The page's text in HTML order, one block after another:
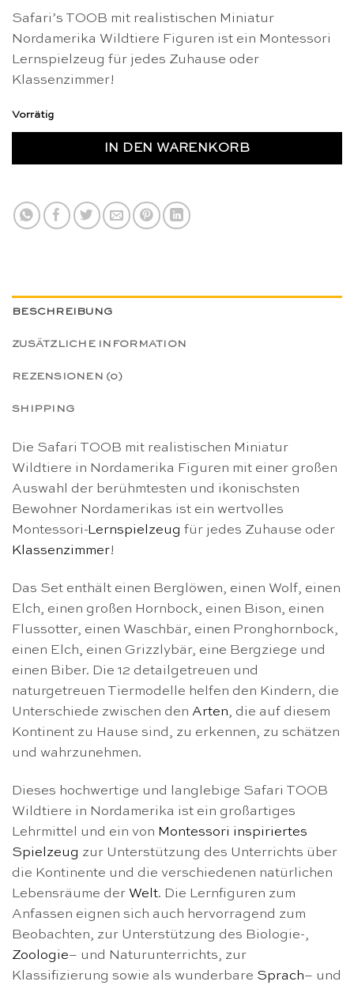
Safari’s TOOB mit realistischen Miniatur
Nordamerika Wildtiere Figuren ist ein Montessori
Lernspielzeug für jedes Zuhause oder
Klassenzimmer!
Vorrätig
IN DEN WARENKORB
BESCHREIBUNG
ZUSÄTZLICHE INFORMATION
REZENSIONEN (0)
SHIPPING
Die Safari TOOB mit realistischen Miniatur
Wildtiere in Nordamerika Figuren mit einer großen
Auswahl der berühmtesten und ikonischsten
Bewohner Nordamerikas ist ein wertvolles
Montessori-Lernspielzeug für jedes Zuhause oder
Klassenzimmer!
Das Set enthält einen Berglöwen, einen Wolf, einen
Elch, einen großen Hornbock, einen Bison, einen
Flussotter, einen Waschbär, einen Pronghornbock,
einen Elch, einen Grizzlybär, eine Bergziege und
einen Biber. Die 12 detailgetreuen und
naturgetreuen Tiermodelle helfen den Kindern, die
Unterschiede zwischen den Arten, die auf diesem
Kontinent zu Hause sind, zu erkennen, zu schätzen
und wahrzunehmen.
Dieses hochwertige und langlebige Safari TOOB
Wildtiere in Nordamerika ist ein großartiges
Lehrmittel und ein von Montessori inspiriertes
Spielzeug zur Unterstützung des Unterrichts über
die Kontinente und die verschiedenen natürlichen
Lebensräume der Welt. Die Lernfiguren zum
Anfassen eignen sich auch hervorragend zum
Beobachten, zur Unterstützung des Biologie-,
Zoologie– und Naturunterrichts, zur
Klassifizierung sowie als wunderbare Sprach– und